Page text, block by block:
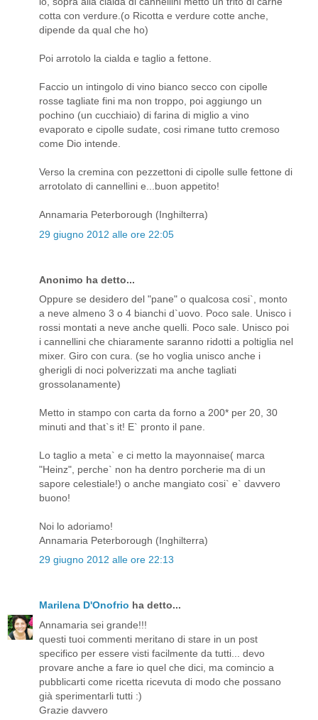
cotta con verdure.(o Ricotta e verdure cotte anche,
dipende da qual che ho)
Poi arrotolo la cialda e taglio a fettone.
Faccio un intingolo di vino bianco secco con cipolle
rosse tagliate fini ma non troppo, poi aggiungo un
pochino (un cucchiaio) di farina di miglio a vino
evaporato e cipolle sudate, cosi rimane tutto cremoso
come Dio intende.
Verso la cremina con pezzettoni di cipolle sulle fettone di
arrotolato di cannellini e...buon appetito!
Annamaria Peterborough (Inghilterra)
29 giugno 2012 alle ore 22:05
Anonimo ha detto...
Oppure se desidero del "pane" o qualcosa cosi`, monto
a neve almeno 3 o 4 bianchi d`uovo. Poco sale. Unisco i
rossi montati a neve anche quelli. Poco sale. Unisco poi
i cannellini che chiaramente saranno ridotti a poltiglia nel
mixer. Giro con cura. (se ho voglia unisco anche i
gherigli di noci polverizzati ma anche tagliati
grossolanamente)
Metto in stampo con carta da forno a 200* per 20, 30
minuti and that`s it! E` pronto il pane.
Lo taglio a meta` e ci metto la mayonnaise( marca
"Heinz", perche` non ha dentro porcherie ma di un
sapore celestiale!) o anche mangiato cosi` e` davvero
buono!
Noi lo adoriamo!
Annamaria Peterborough (Inghilterra)
29 giugno 2012 alle ore 22:13
Marilena D'Onofrio ha detto...
Annamaria sei grande!!!
questi tuoi commenti meritano di stare in un post
specifico per essere visti facilmente da tutti... devo
provare anche a fare io quel che dici, ma comincio a
pubblicarti come ricetta ricevuta di modo che possano
già sperimentarli tutti :)
Grazie davvero